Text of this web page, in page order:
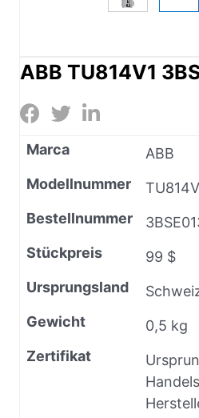
ABB TU814V1
Marca
ABB
Modellnummer
Bestellnummer
Stückpreis
99 $
Ursprungsland
Gewicht
0,5 kg
Zertifikat